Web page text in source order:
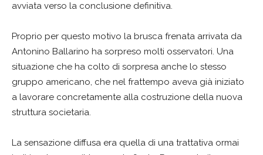
avviata verso la conclusione definitiva.
Proprio per questo motivo la brusca frenata arrivata da
Antonino Ballarino ha sorpreso molti osservatori. Una
situazione che ha colto di sorpresa anche lo stesso
gruppo americano, che nel frattempo aveva già iniziato
a lavorare concretamente alla costruzione della nuova
struttura societaria.
La sensazione diffusa era quella di una trattativa ormai